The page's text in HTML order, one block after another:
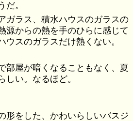
だ。
ガラス、積水ハウスのガラスの
源からの熱を手のひらに感じて
ウスのガラスだけ熱くない。
部屋が暗くなることもなく、夏
しい。なるほど。
形をした、かわいらしいバスジ